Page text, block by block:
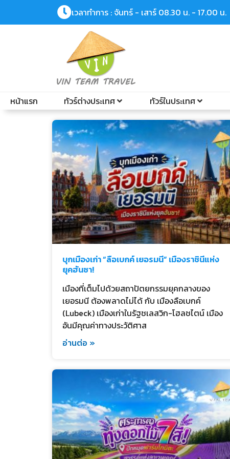
เวลาทำการ : จันทร์ - เสาร์ 08.30 น. - 17.00 น.
หน้าแรก ทัวร์ต่างประเทศ ทัวร์ในประเทศ
บุกเมืองเก่า “ลือเบกค์ เยอรมนี” เมืองราชินีแห่ง
ยุคฮันซา!
เมืองที่เต็มไปด้วยสถาปัตยกรรมยุคกลางของ
เยอรมนี ต้องพลาดไม่ได้ กับ เมืองลือเบกค์
(Lubeck) เมืองเก่าในรัฐชเลสวิก-โฮลชไตน์ เมือง
อันมีคุณค่าทางประวัติศาส
อ่านต่อ »